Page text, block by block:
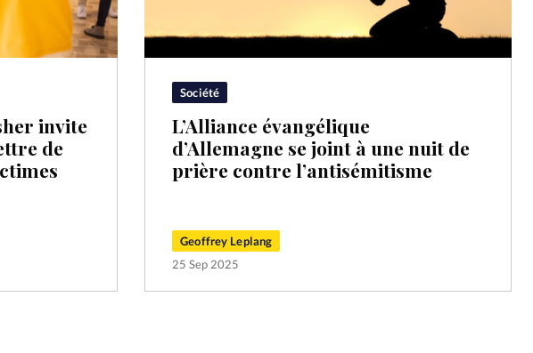
invite
de
Société
L’Alliance évangélique
d’Allemagne se joint à une nuit de
prière contre l’antisémitisme
Geoffrey Leplang
25 Sep 2025